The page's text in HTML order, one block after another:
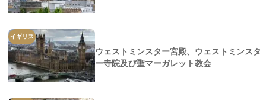
イギリス
ウェストミンスター宮殿、ウェストミンスタ
ー寺院及び聖マーガレット教会